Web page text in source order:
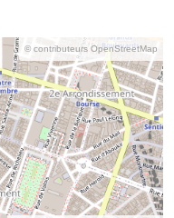
© contributeurs OpenStreetMap